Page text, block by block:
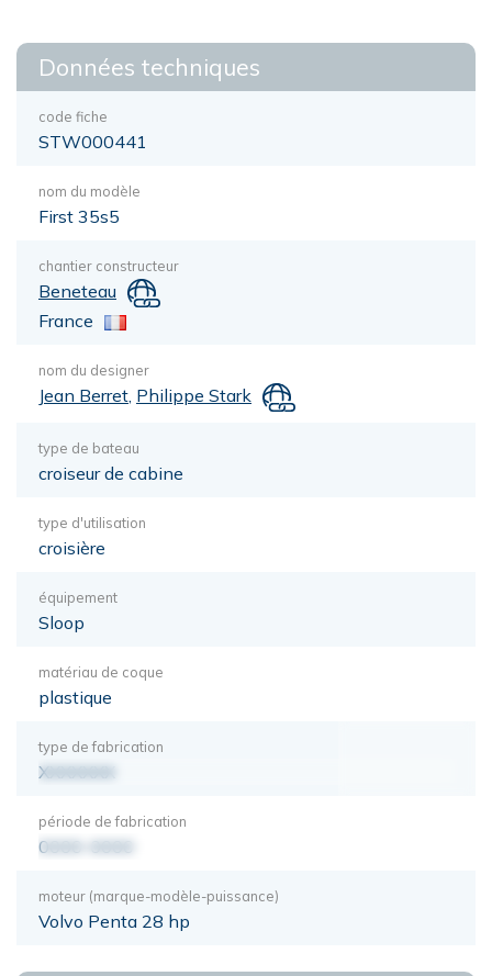
Données techniques
code fiche
STW000441
nom du modèle
First 35s5
chantier constructeur
Beneteau
France
nom du designer
Jean Berret Philippe Stark
type de bateau
croiseur de cabine
type d'utilisation
croisière
équipement
Sloop
matériau de coque
plastique
type de fabrication
XXXXXXX
période de fabrication
0000-0000
moteur (marque-modèle-puissance)
Volvo Penta 28 hp